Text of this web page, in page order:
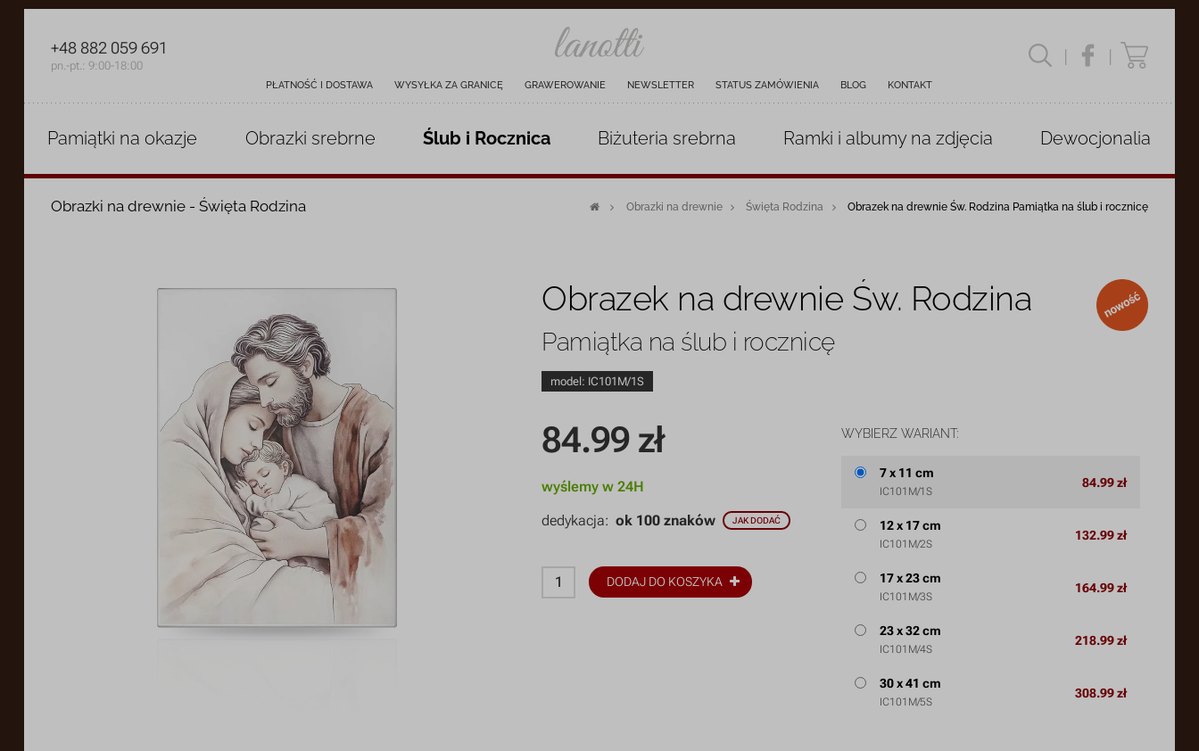
PŁATNOŚĆ I DOSTAWA WYSYŁKA ZA GRANICĘ GRAWEROWANIE NEWSLETTER STATUS ZAMÓWIENIA BLOG KONTAKT
| |
+48 882 059 691
pn.-pt.: 9:00-18:00
Pamiątki na okazje Obrazki srebrne Ślub i Rocznica Biżuteria srebrna Ramki i albumyna zdjęcia Dewocjonalia
Obrazki na drewnie - Święta Rodzina Obrazki na drewnie Święta Rodzina Obrazek na drewnie Św. Rodzina Pamiątka na ślub i rocznicę
Obrazek na drewnie Św. Rodzina
Pamiątka na ślub i rocznicę
model: IC101M/1S
84.99 zł
wyślemy w 24H
dedykacja:ok 100 znaków JAK DODAĆ
DODAJ DO KOSZYKA
WYBIERZ WARIANT:
7 x 11 cm
IC101M/1S
84.99 zł
12 x 17 cm
IC101M/2S
132.99 zł
17 x 23 cm
IC101M/3S
164.99 zł
23 x 32 cm
IC101M/4S
218.99 zł
30 x 41 cm
IC101M/5S
308.99 zł